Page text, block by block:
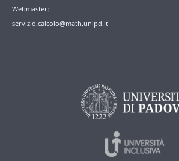
Webmaster:
servizio.calcolo@math.unipd.it